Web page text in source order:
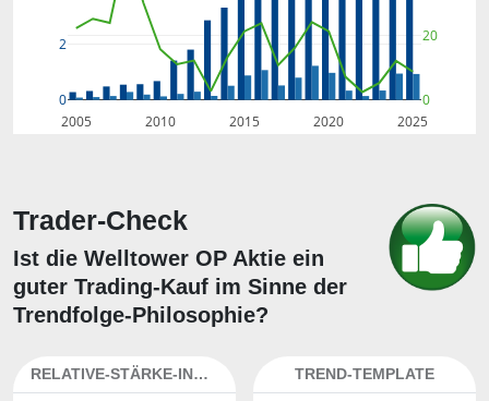
2005 2010 2015 2020 2025
0
2
0
20
Trader-Check
Ist die Welltower OP Aktie ein
guter Trading-Kauf im Sinne der
Trendfolge-Philosophie?
RELATIVE-STÄRKE-INDEX TREND-TEMPLATE